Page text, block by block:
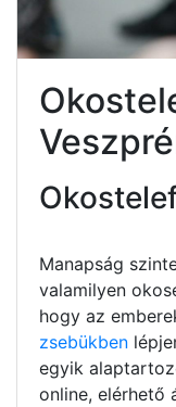
Manapság
valamilyen
hogy az
zsebükben
egyik
online, elérhető